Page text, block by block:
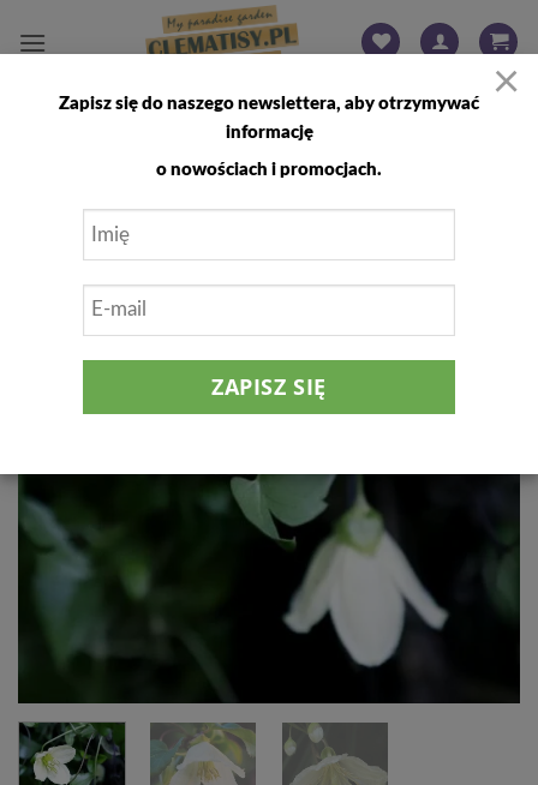
FILTRUJ
×
Zapisz się do naszego newslettera, aby otrzymywać
informację
o nowościach i promocjach.